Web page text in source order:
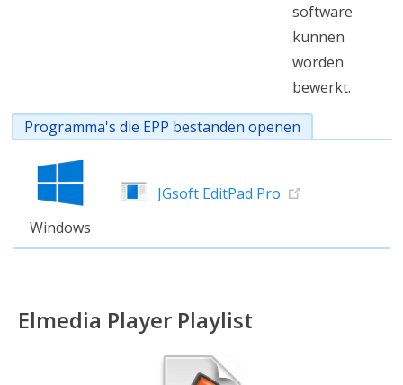
software
kunnen
worden
bewerkt.
Programma's die EPP bestanden openen
Windows
JGsoft EditPad Pro
Elmedia Player Playlist